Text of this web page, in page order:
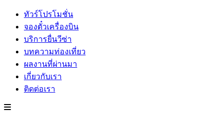
ทัวร์โปรโมชั่น
จองตั๋วเครื่องบิน
บริการยื่นวีซ่า
บทความท่องเที่ยว
ผลงานที่ผ่านมา
เกี่ยวกับเรา
ติดต่อเรา